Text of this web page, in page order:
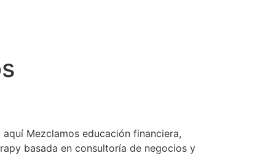
Mezclamos educación financiera,
basada en consultoría de negocios y